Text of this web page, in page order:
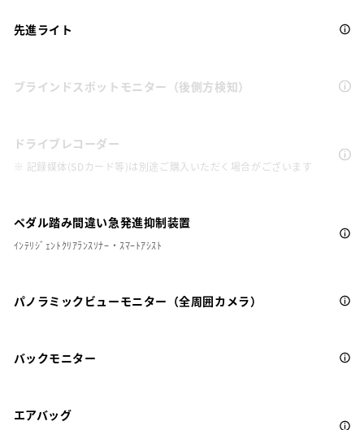
先進ライト
ブラインドスポットモニター（後側方検知）
ドライブレコーダー
※ 記録媒体(SDカード等)は別途ご購入いただく場合がございます
ペダル踏み間違い急発進抑制装置
ｲﾝﾃﾘｼﾞｪﾝﾄｸﾘｱﾗﾝｽｿﾅｰ・ｽﾏｰﾄｱｼｽﾄ
パノラミックビューモニター（全周囲カメラ）
バックモニター
エアバッグ